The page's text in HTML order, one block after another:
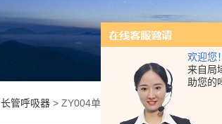
欢迎您！
来自局
助您的
长管呼吸器 > ZY004单人电动送风式长管呼吸器